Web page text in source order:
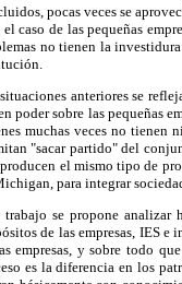
pocas veces se
el caso de las pequeñas
no tienen la
anteriores se
poder sobre las pequeñas
muchas veces no tienen
"sacar partido" del
el mismo tipo de
para integrar
trabajo se propone analizar
de las empresas, IES
empresas, y sobre todo
es la diferencia en los